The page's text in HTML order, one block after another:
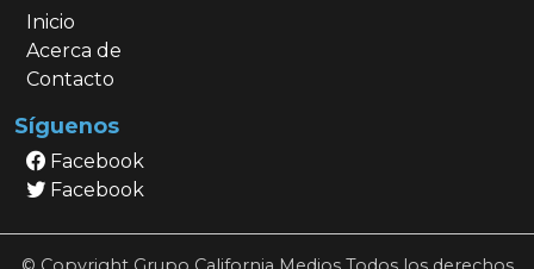
Inicio
Acerca de
Contacto
Síguenos
Facebook
Facebook